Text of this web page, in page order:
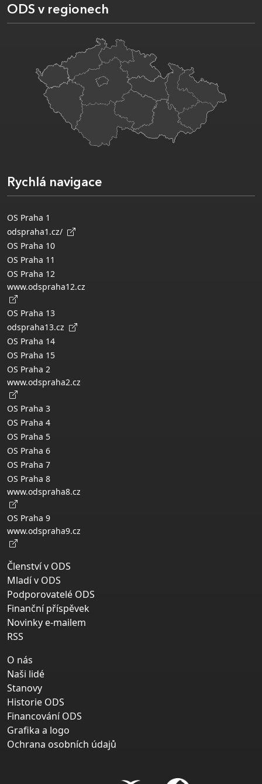
ODS v regionech
Rychlá navigace
OS Praha 1
odspraha1.cz/
OS Praha 10
OS Praha 11
OS Praha 12
www.odspraha12.cz
OS Praha 13
odspraha13.cz
OS Praha 14
OS Praha 15
OS Praha 2
www.odspraha2.cz
OS Praha 3
OS Praha 4
OS Praha 5
OS Praha 6
OS Praha 7
OS Praha 8
www.odspraha8.cz
OS Praha 9
www.odspraha9.cz
Členství v ODS
Mladí v ODS
Podporovatelé ODS
Finanční příspěvek
Novinky e-mailem
RSS
O nás
Naši lidé
Stanovy
Historie ODS
Financování ODS
Grafika a logo
Ochrana osobních údajů